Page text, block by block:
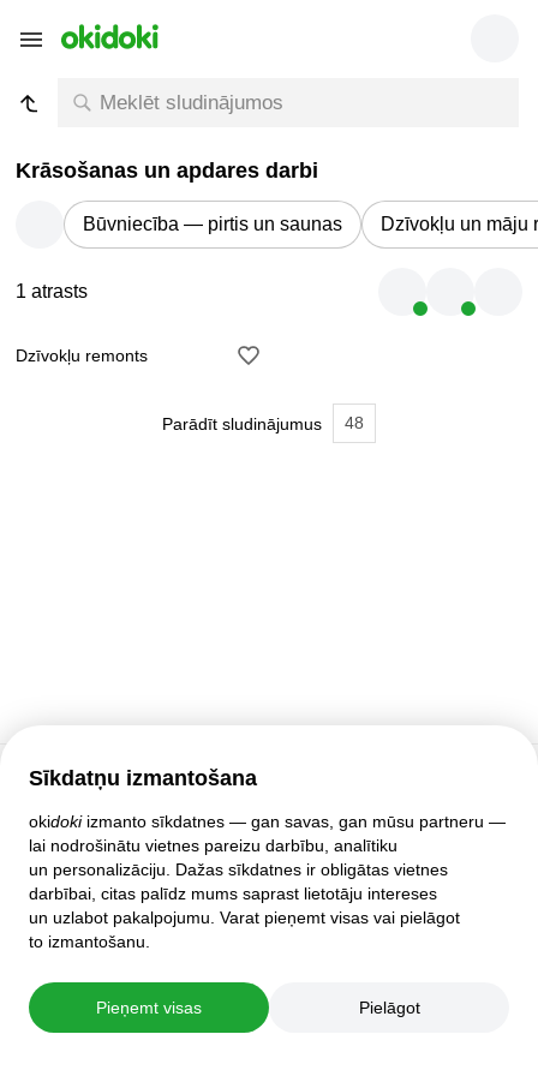
Krāsošanas un apdares darbi
Būvniecība — pirtis un saunas Dzīvokļu un māju
1 atrasts
Dzīvokļu remonts
Parādīt sludinājumus 48
Sīkdatņu izmantošana
okidokiizmanto sīkdatnes — gan savas, gan mūsu partneru —
lai nodrošinātu vietnes pareizu darbību, analītiku
un personalizāciju. Dažas sīkdatnes ir obligātas vietnes
darbībai, citas palīdz mums saprast lietotāju intereses
un uzlabot pakalpojumu. Varat pieņemt visas vai pielāgot
to izmantošanu.
Pieņemt visas Pielāgot
Klientu atbalsts
Palīdzība
Politika un līgumi
Privātuma iestatījumi
Pilnā mājas lapas versija
© 2007–2026 oki